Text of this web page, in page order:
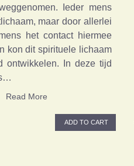
Ieder mens
maar door allerlei
het contact hiermee
kon dit spirituele lichaam
ontwikkelen. In deze tijd
Read More
ADD TO CART